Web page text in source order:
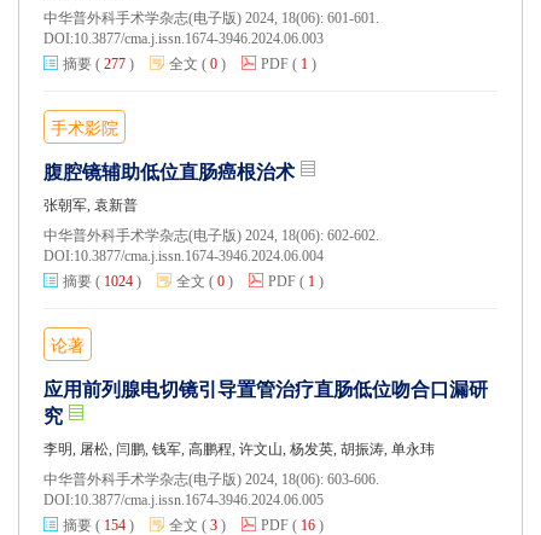
中华普外科手术学杂志(电子版) 2024, 18(06): 601-601.
DOI:10.3877/cma.j.issn.1674-3946.2024.06.003
摘要 ( 277 ) 全文 ( 0 ) PDF ( 1 )
手术影院
腹腔镜辅助低位直肠癌根治术
张朝军, 袁新普
中华普外科手术学杂志(电子版) 2024, 18(06): 602-602.
DOI:10.3877/cma.j.issn.1674-3946.2024.06.004
摘要 ( 1024 ) 全文 ( 0 ) PDF ( 1 )
论著
应用前列腺电切镜引导置管治疗直肠低位吻合口漏研
究
李明, 屠松, 闫鹏, 钱军, 高鹏程, 许文山, 杨发英, 胡振涛, 单永玮
中华普外科手术学杂志(电子版) 2024, 18(06): 603-606.
DOI:10.3877/cma.j.issn.1674-3946.2024.06.005
摘要 ( 154 ) 全文 ( 3 ) PDF ( 16 )